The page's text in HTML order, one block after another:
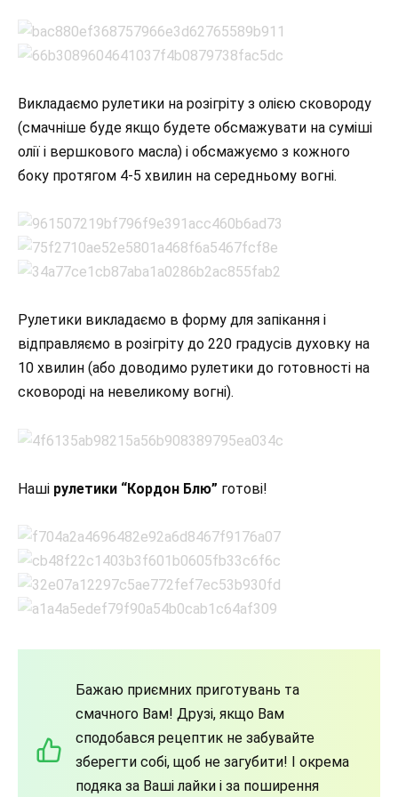
Викладаємо рулетики на розігріту з олією сковороду
(смачніше буде якщо будете обсмажувати на суміші
олії і вершкового масла) і обсмажуємо з кожного
боку протягом 4-5 хвилин на середньому вогні.
Рулетики викладаємо в форму для запікання і
відправляємо в розігріту до 220 градусів духовку на
10 хвилин (або доводимо рулетики до готовності на
сковороді на невеликому вогні).
Наші рулетики “Кордон Блю” готові!
Бажаю приємних приготувань та
смачного Вам! Друзі, якщо Вам
сподобався рецептик не забувайте
зберегти собі, щоб не загубити! І окрема
подяка за Ваші лайки і за поширення